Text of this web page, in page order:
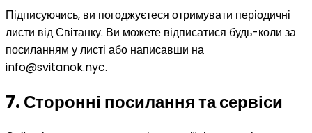
Підписуючись, ви погоджуєтеся отримувати періодичні
листи від Світанку. Ви можете відписатися будь-коли за
посиланням у листі або написавши на
info@svitanok.nyc.
7. Сторонні посилання та сервіси